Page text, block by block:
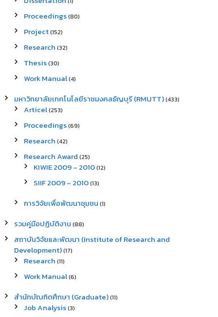
Proceedings(80)
Project(152)
Research (32)
Thesis(30)
Work Manual(4)
มหาวิทยาลัยเทคโนโลยีราชมงคลธัญบุรี (RMUTT)(433)
Articel(253)
Proceedings(69)
Research (42)
Research Award (25)
KIWIE 2009 – 2010(12)
SIIF 2009 – 2010(13)
การวิจัยเพื่อพัฒนาชุมชน (1)
รวมคู่มือปฏิบัติงาน (88)
สถาบันวิจัยและพัฒนา (Institute of Research and
Development)(17)
Research (11)
Work Manual(6)
สำนักบัณฑิตศึกษา (Graduate)(11)
Job Analysis(3)